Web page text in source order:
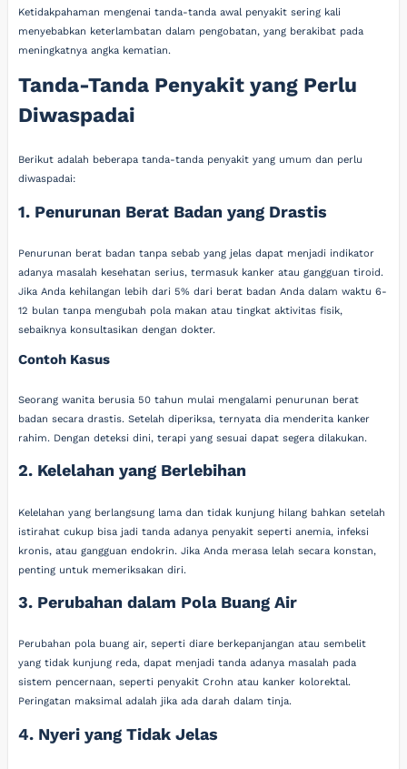
Ketidakpahaman mengenai tanda-tanda awal penyakit sering kali
menyebabkan keterlambatan dalam pengobatan, yang berakibat pada
meningkatnya angka kematian.
Tanda-Tanda Penyakit yang Perlu
Diwaspadai
Berikut adalah beberapa tanda-tanda penyakit yang umum dan perlu
diwaspadai:
1. Penurunan Berat Badan yang Drastis
Penurunan berat badan tanpa sebab yang jelas dapat menjadi indikator
adanya masalah kesehatan serius, termasuk kanker atau gangguan tiroid.
Jika Anda kehilangan lebih dari 5% dari berat badan Anda dalam waktu 6-
12 bulan tanpa mengubah pola makan atau tingkat aktivitas fisik,
sebaiknya konsultasikan dengan dokter.
Contoh Kasus
Seorang wanita berusia 50 tahun mulai mengalami penurunan berat
badan secara drastis. Setelah diperiksa, ternyata dia menderita kanker
rahim. Dengan deteksi dini, terapi yang sesuai dapat segera dilakukan.
2. Kelelahan yang Berlebihan
Kelelahan yang berlangsung lama dan tidak kunjung hilang bahkan setelah
istirahat cukup bisa jadi tanda adanya penyakit seperti anemia, infeksi
kronis, atau gangguan endokrin. Jika Anda merasa lelah secara konstan,
penting untuk memeriksakan diri.
3. Perubahan dalam Pola Buang Air
Perubahan pola buang air, seperti diare berkepanjangan atau sembelit
yang tidak kunjung reda, dapat menjadi tanda adanya masalah pada
sistem pencernaan, seperti penyakit Crohn atau kanker kolorektal.
Peringatan maksimal adalah jika ada darah dalam tinja.
4. Nyeri yang Tidak Jelas